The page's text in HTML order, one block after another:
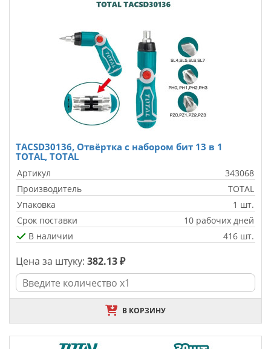
TACSD30136, Отвёртка с набором бит 13 в 1
ТОТАL, TOTAL
Артикул
343068
Производитель
TOTAL
Упаковка
1 шт.
Срок поставки
10 рабочих дней
В наличии
416 шт.
Цена за штуку: 382.13 ₽
В КОРЗИНУ